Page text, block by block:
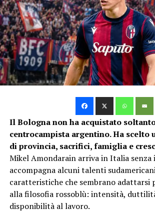
un tiro potentissimo e venne
veri realizzatori della storia rossoblù.
disputò 38 partite e segnò 24 gol. Nel
anche il primo giocatore del club a
della Nazionale italiana, segnando
alle Olimpiadi di Anversa. Un grave
ginocchio interruppe molto presto la
Augusto Badini
Il terzo rappresentante della famiglia
Badini, conosciuto anche come “Nene”
archivi come Badini IV. Attaccante nato
1904, ebbe un ruolo meno importante
Angelo ed Emilio, ma completò quella
considerata la prima dinastia argentina
sua esperienza si sviluppò nei primi
club stava costruendo le basi per
Il Bologna non ha acquistato
centrocampista argentino. Ha scelto
di provincia, sacrifici, famiglia e
Mikel Amondarain arriva in Italia senza
accompagna alcuni talenti
caratteristiche che sembrano adattarsi
alla filosofia rossoblù: intensità,
disponibilità al lavoro.